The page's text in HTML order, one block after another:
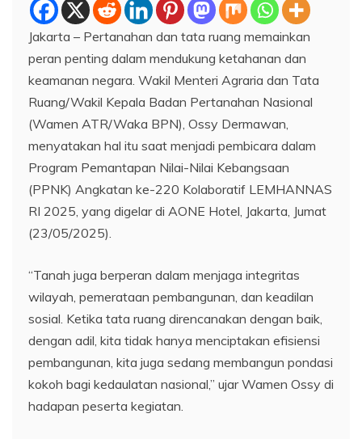
Jakarta – Pertanahan dan tata ruang memainkan
peran penting dalam mendukung ketahanan dan
keamanan negara. Wakil Menteri Agraria dan Tata
Ruang/Wakil Kepala Badan Pertanahan Nasional
(Wamen ATR/Waka BPN), Ossy Dermawan,
menyatakan hal itu saat menjadi pembicara dalam
Program Pemantapan Nilai-Nilai Kebangsaan
(PPNK) Angkatan ke-220 Kolaboratif LEMHANNAS
RI 2025, yang digelar di AONE Hotel, Jakarta, Jumat
(23/05/2025).
“Tanah juga berperan dalam menjaga integritas
wilayah, pemerataan pembangunan, dan keadilan
sosial. Ketika tata ruang direncanakan dengan baik,
dengan adil, kita tidak hanya menciptakan efisiensi
pembangunan, kita juga sedang membangun pondasi
kokoh bagi kedaulatan nasional,” ujar Wamen Ossy di
hadapan peserta kegiatan.